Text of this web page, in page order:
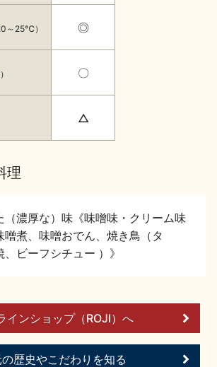
方
～25℃） ◎
〇
△
理
（濃厚な）味《味噌味・クリーム味
噌煮、味噌おでん、焼き鳥（タ
ビーフシチュー ）》
インショップ（ROJI）へ
歴史やこだわりを知る